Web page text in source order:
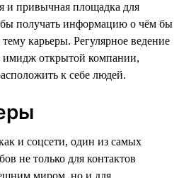
и привычная площадка для
получать информацию о чём бы
карьеры. Регулярное ведение
имидж открытой компании,
к себе людей.
и соцсети, один из самых
не только для контактов
миром, но и для